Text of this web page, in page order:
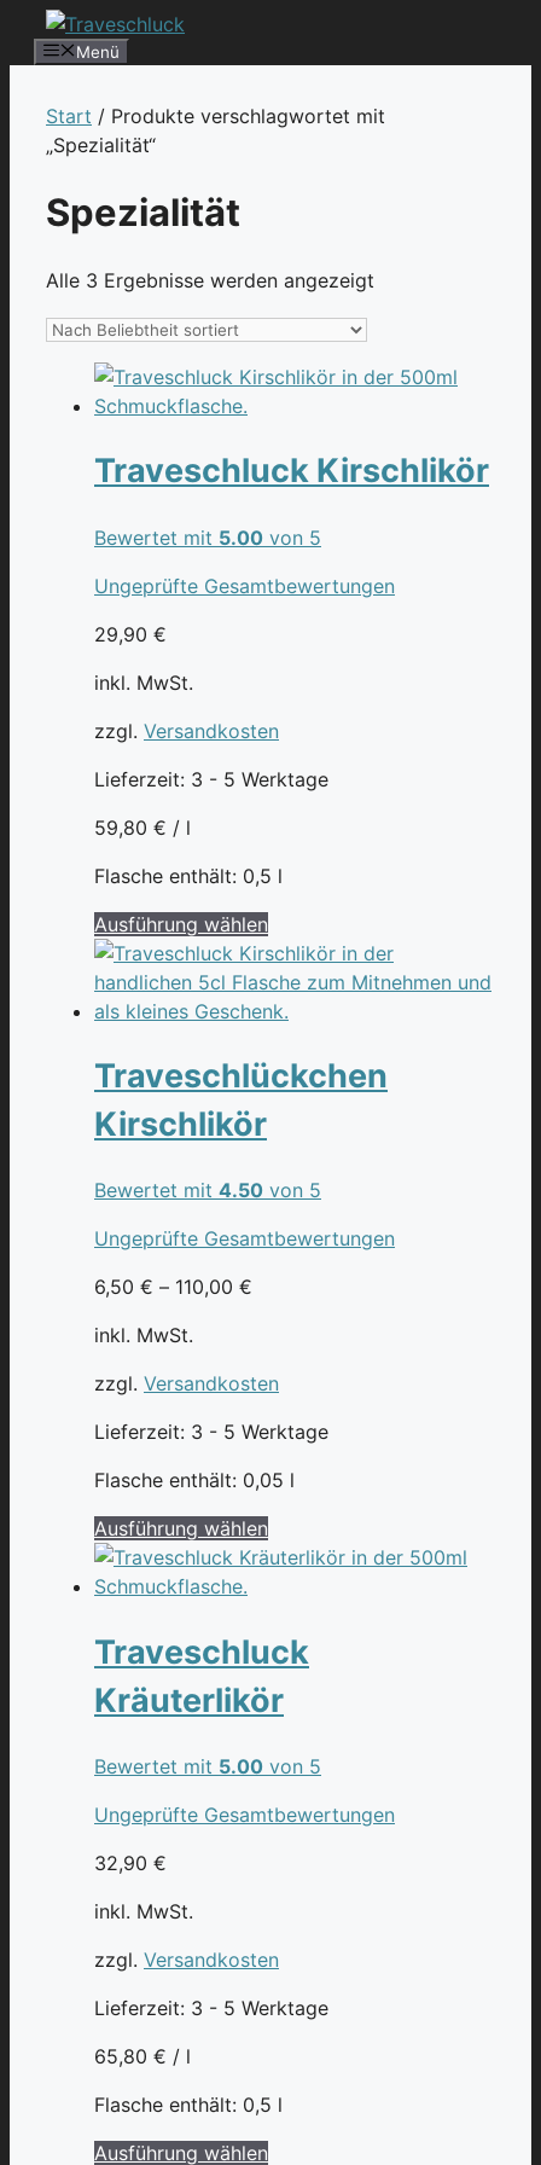
Zum
Inhalt
Menü
Start / Produkte verschlagwortet mit
„Spezialität“
Spezialität
Alle 3 Ergebnisse werden angezeigt
Traveschluck Kirschlikör
Bewertet mit 5.00 von 5
Ungeprüfte Gesamtbewertungen
29,90 €
inkl. MwSt.
zzgl. Versandkosten
Lieferzeit: 3 - 5 Werktage
59,80 € / l
Flasche enthält: 0,5 l
Ausführung wählen
Produkt
weist
mehrere
auf.
Die
auf
Produktseite
Traveschlückchen
Kirschlikör
Bewertet mit 4.50 von 5
Ungeprüfte Gesamtbewertungen
6,50 € – 110,00 €
inkl. MwSt.
zzgl. Versandkosten
Lieferzeit: 3 - 5 Werktage
Flasche enthält: 0,05 l
Ausführung wählen
Produkt
Varianten
auf.
Die
können
der
Traveschluck
Kräuterlikör
Bewertet mit 5.00 von 5
Ungeprüfte Gesamtbewertungen
32,90 €
inkl. MwSt.
zzgl. Versandkosten
Lieferzeit: 3 - 5 Werktage
65,80 € / l
Flasche enthält: 0,5 l
Ausführung wählen